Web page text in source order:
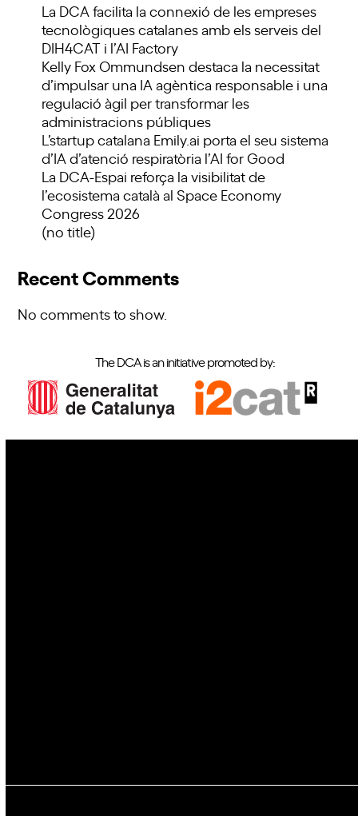
La DCA facilita la connexió de les empreses
tecnològiques catalanes amb els serveis del
DIH4CAT i l’AI Factory
Kelly Fox Ommundsen destaca la necessitat
d’impulsar una IA agèntica responsable i una
regulació àgil per transformar les
administracions públiques
L’startup catalana Emily.ai porta el seu sistema
d’IA d’atenció respiratòria l’AI for Good
La DCA-Espai reforça la visibilitat de
l’ecosistema català al Space Economy
Congress 2026
(no title)
Recent Comments
No comments to show.
The DCA is an initiative promoted by: